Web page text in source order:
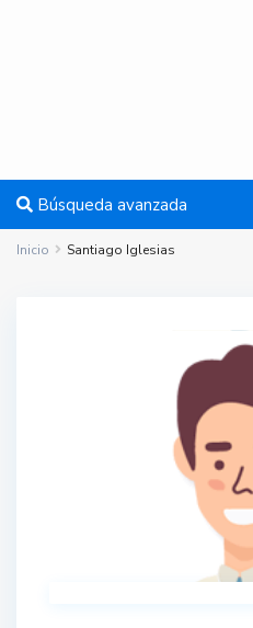
Búsqueda avanzada
Inicio Santiago Iglesias